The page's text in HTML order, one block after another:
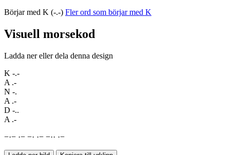
Börjar med K (-.-) Fler ord som börjar med K
Visuell morsekod
Ladda ner eller dela denna design
K -.-
A .-
N -.
A .-
D -..
A .-
−·− ·− −· ·− −·· ·−